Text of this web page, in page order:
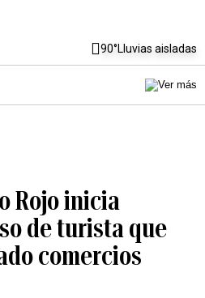
90°Lluvias aisladas
Rojo inicia
de turista que
comercios